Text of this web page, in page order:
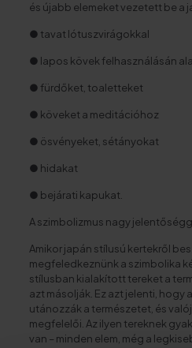
és újabb elemeket vezetett be a
● tavat lótuszvirágokkal
● lapos kövek felhasználásán
● fürdőket, toaletteket
● köveket a meditációhoz
● ösvényeket, sétányokat
● hidakat
● bejárati kapukat.
A szimbolizmus nagy
Amikor japán stílusú kertekről
megfeledkeznünk a szimbolika
stílusban kialakított tereket a
azt másolják. Ez azt jelenti, hogy
utánozzák a természetet, és
megfelelői. Az ilyen tereknek
van – minden elem, még a